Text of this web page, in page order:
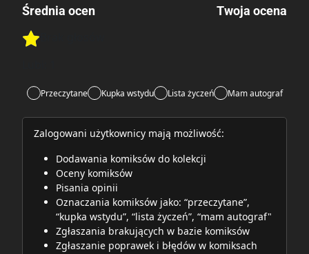
Średnia ocen
Rate this item:
Twoja ocena
Przeczytane Kupka wstydu Lista życzeń Mam autograf
Zalogowani użytkownicy mają możliwość:
Dodawania komiksów do kolekcji
Oceny komiksów
Pisania opinii
Oznaczania komiksów jako: “przeczytane”,
“kupka wstydu”, “lista życzeń”, “mam autograf"
Zgłaszania brakujących w bazie komiksów
Zgłaszanie poprawek i błędów w komiksach